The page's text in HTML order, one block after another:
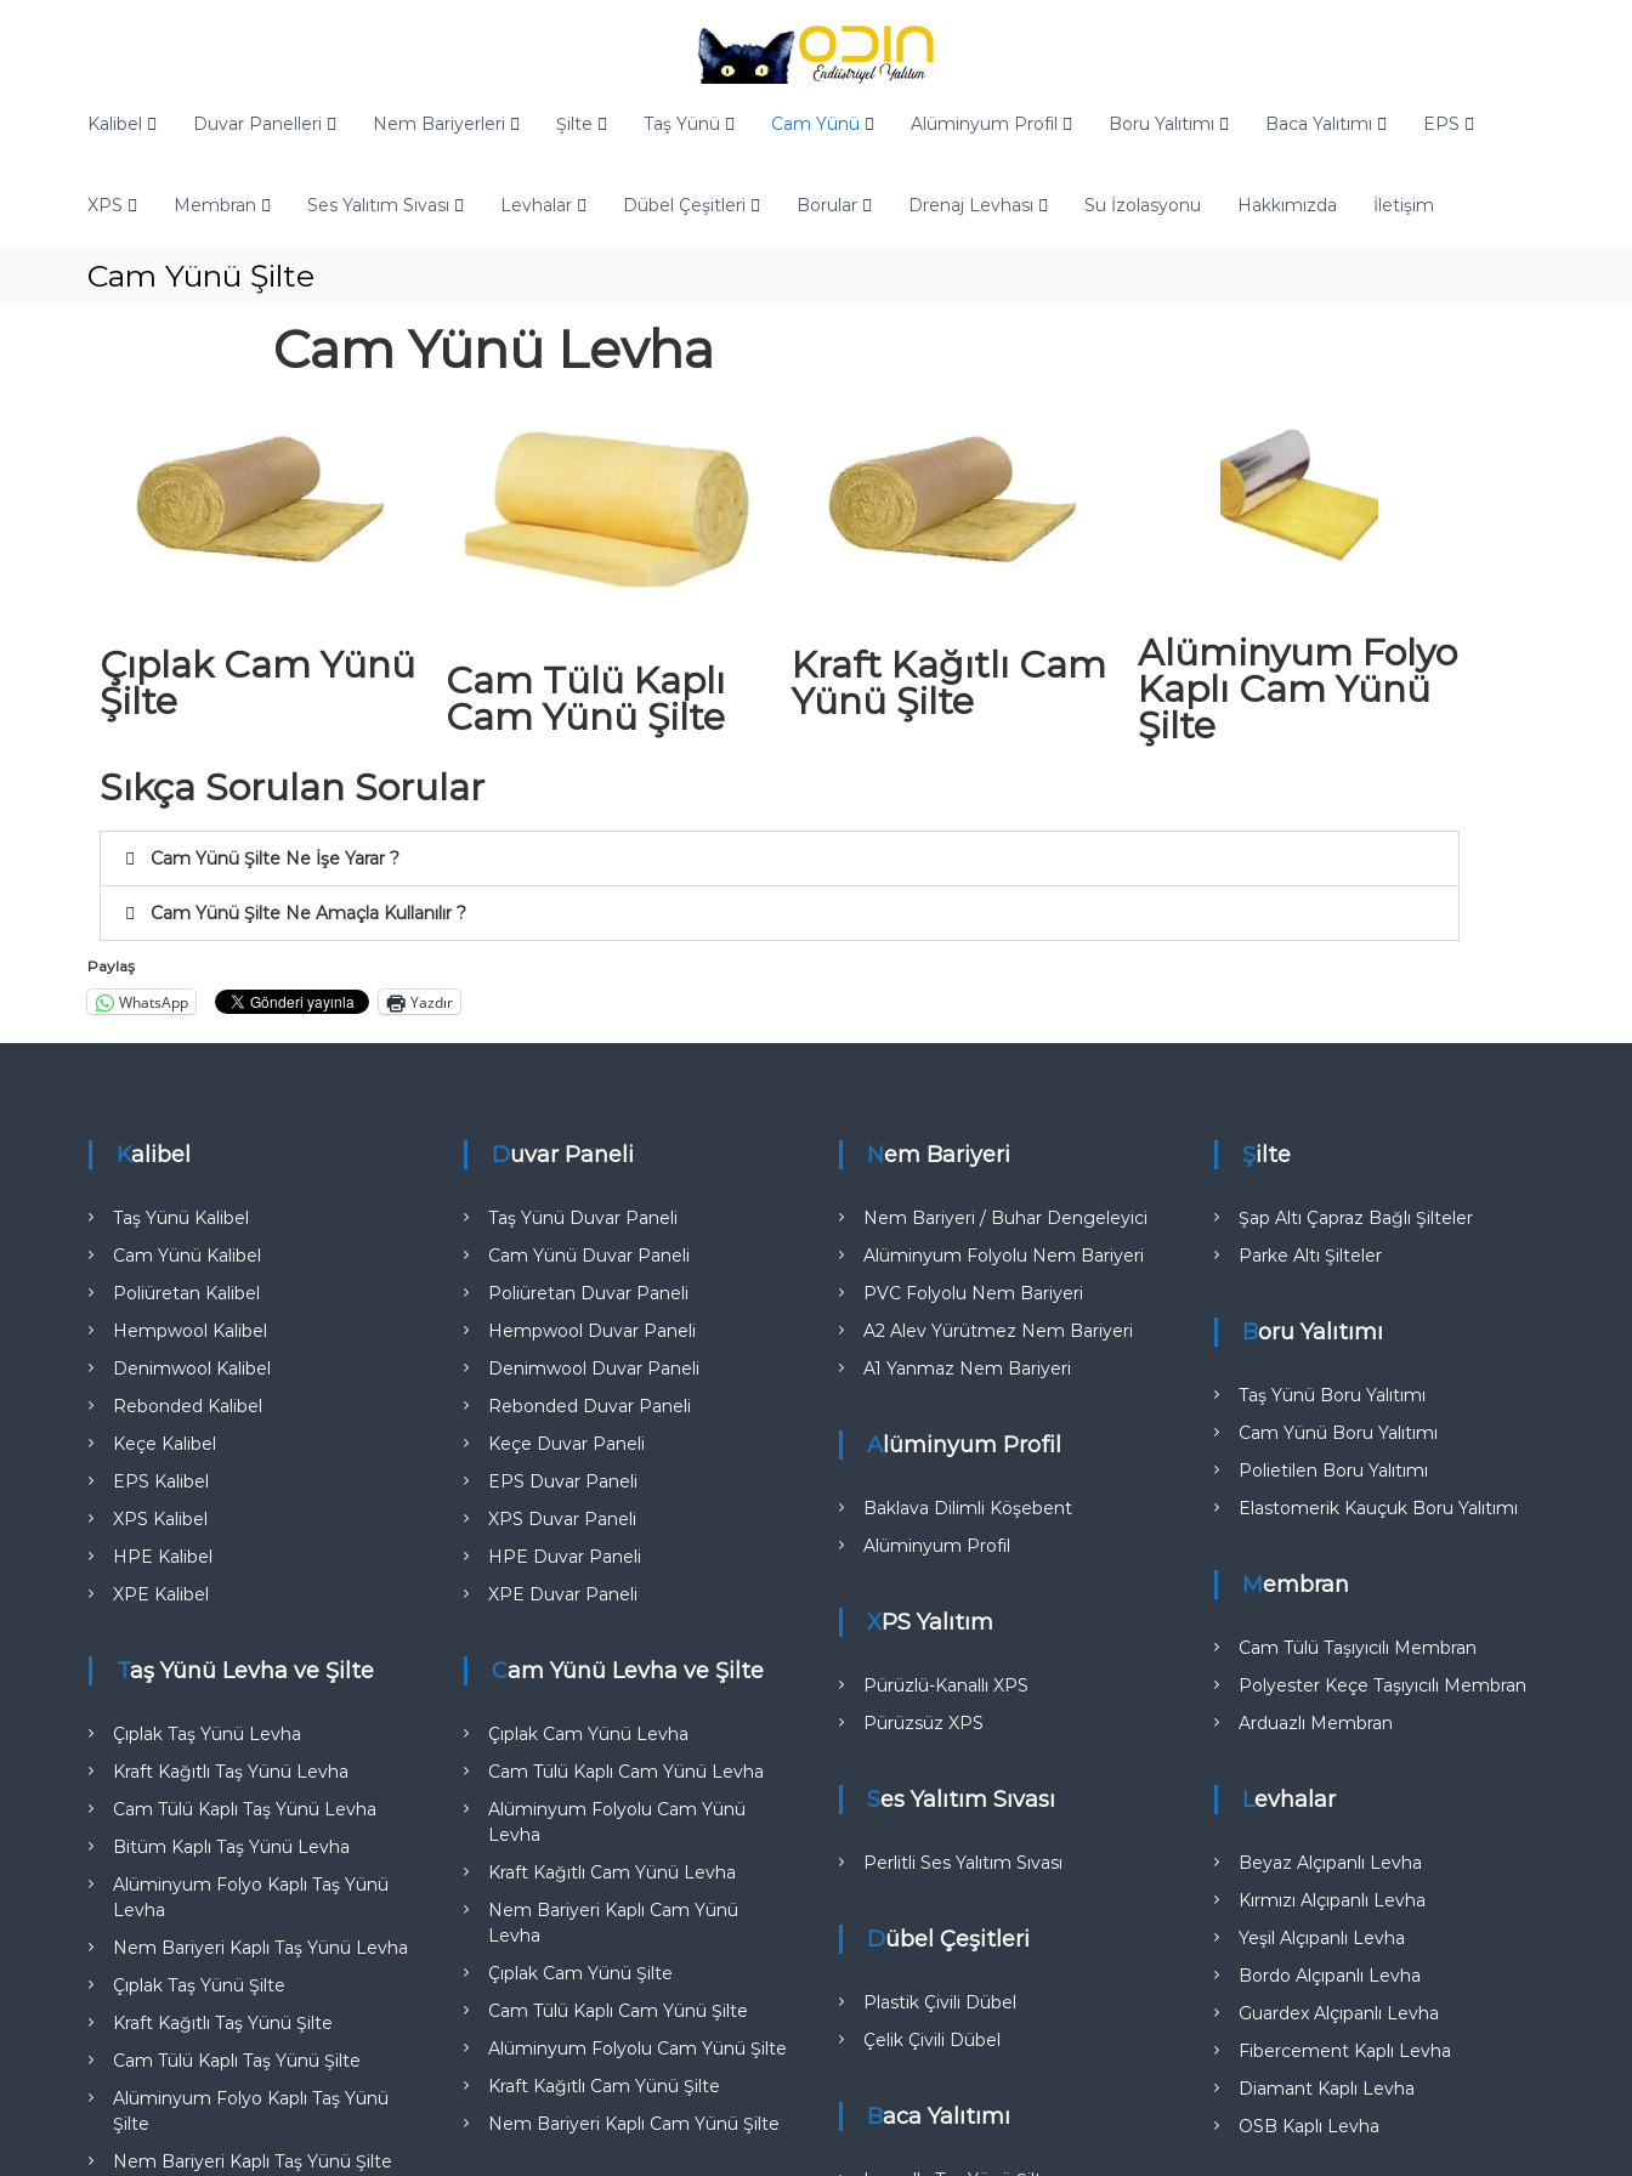
d
E
d
t
ı
m
n
k
a
a
ü
r
k
Kalibel Duvar Panelleri Nem Bariyerleri Şilte Taş Yünü Cam Yünü Alüminyum Profil Boru Yalıtımı Baca Yalıtımı EPS
XPS Membran Ses Yalıtım Sıvası Levhalar Dübel Çeşitleri Borular Drenaj Levhası Su İzolasyonu Hakkımızda İletişim
Cam Yünü Şilte
Cam Yünü Levha
Çıplak Cam Yünü
Şilte
Cam Tülü Kaplı
Cam Yünü Şilte
Kraft Kağıtlı Cam
Yünü Şilte
Alüminyum Folyo
Kaplı Cam Yünü
Şilte
Sıkça Sorulan Sorular
Cam Yünü Şilte Ne İşe Yarar ?
Cam Yünü Şilte Ne Amaçla Kullanılır ?
Paylaş
WhatsApp Yazdır
Kalibel
Taş Yünü Kalibel
Cam Yünü Kalibel
Poliüretan Kalibel
Hempwool Kalibel
Denimwool Kalibel
Rebonded Kalibel
Keçe Kalibel
EPS Kalibel
XPS Kalibel
HPE Kalibel
XPE Kalibel
Taş Yünü Levha ve Şilte
Çıplak Taş Yünü Levha
Kraft Kağıtlı Taş Yünü Levha
Cam Tülü Kaplı Taş Yünü Levha
Bitüm Kaplı Taş Yünü Levha
Alüminyum Folyo Kaplı Taş Yünü
Levha
Nem Bariyeri Kaplı Taş Yünü Levha
Çıplak Taş Yünü Şilte
Kraft Kağıtlı Taş Yünü Şilte
Cam Tülü Kaplı Taş Yünü Şilte
Alüminyum Folyo Kaplı Taş Yünü
Şilte
Nem Bariyeri Kaplı Taş Yünü Şilte
Duvar Paneli
Taş Yünü Duvar Paneli
Cam Yünü Duvar Paneli
Poliüretan Duvar Paneli
Hempwool Duvar Paneli
Denimwool Duvar Paneli
Rebonded Duvar Paneli
Keçe Duvar Paneli
EPS Duvar Paneli
XPS Duvar Paneli
HPE Duvar Paneli
XPE Duvar Paneli
Cam Yünü Levha ve Şilte
Çıplak Cam Yünü Levha
Cam Tülü Kaplı Cam Yünü Levha
Alüminyum Folyolu Cam Yünü
Levha
Kraft Kağıtlı Cam Yünü Levha
Nem Bariyeri Kaplı Cam Yünü
Levha
Çıplak Cam Yünü Şilte
Cam Tülü Kaplı Cam Yünü Şilte
Alüminyum Folyolu Cam Yünü Şilte
Kraft Kağıtlı Cam Yünü Şilte
Nem Bariyeri Kaplı Cam Yünü Şilte
Nem Bariyeri
Nem Bariyeri / Buhar Dengeleyici
Alüminyum Folyolu Nem Bariyeri
PVC Folyolu Nem Bariyeri
A2 Alev Yürütmez Nem Bariyeri​
A1 Yanmaz Nem Bariyeri​
Alüminyum Profil
Baklava Dilimli Köşebent
Alüminyum Profil
XPS Yalıtım
Pürüzlü-Kanallı XPS
Pürüzsüz XPS
Ses Yalıtım Sıvası
Perlitli Ses Yalıtım Sıvası
Dübel Çeşitleri
Plastik Çivili Dübel
Çelik Çivili Dübel
Baca Yalıtımı
Şilte
Şap Altı Çapraz Bağlı Şilteler
Parke Altı Şilteler
Boru Yalıtımı
Taş Yünü Boru Yalıtımı
Cam Yünü Boru Yalıtımı
Polietilen Boru Yalıtımı
Elastomerik Kauçuk Boru Yalıtımı
Membran
Cam Tülü Taşıyıcılı Membran
Polyester Keçe Taşıyıcılı Membran
Arduazlı Membran
Levhalar
Beyaz Alçıpanlı Levha
Kırmızı Alçıpanlı Levha
Yeşil Alçıpanlı Levha
Bordo Alçıpanlı Levha
Guardex Alçıpanlı Levha
Fibercement Kaplı Levha
Diamant Kaplı Levha
OSB Kaplı Levha